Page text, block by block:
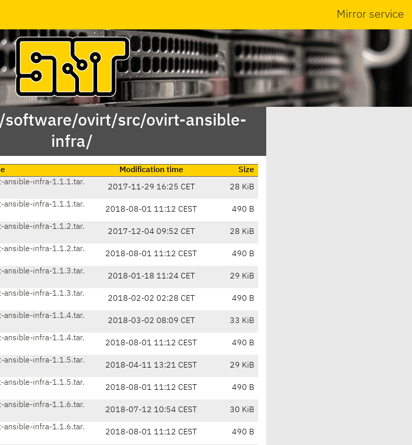
Mirror service
ovirt/src/ovirt-ansible-
infra/
Modification time
Size
ansible-infra-1.1.1.tar.
2017-11-29 16:25 CET 28 KiB
ansible-infra-1.1.1.tar.
2018-08-01 11:12 CEST 490 B
ansible-infra-1.1.2.tar.
2017-12-04 09:52 CET 28 KiB
ansible-infra-1.1.2.tar.
2018-08-01 11:12 CEST 490 B
ansible-infra-1.1.3.tar.
2018-01-18 11:24 CET 29 KiB
ansible-infra-1.1.3.tar.
2018-02-02 02:28 CET 490 B
ansible-infra-1.1.4.tar.
2018-03-02 08:09 CET 33 KiB
ansible-infra-1.1.4.tar.
2018-08-01 11:12 CEST 490 B
ansible-infra-1.1.5.tar.
2018-04-11 13:21 CEST 29 KiB
ansible-infra-1.1.5.tar.
2018-08-01 11:12 CEST 490 B
ansible-infra-1.1.6.tar.
2018-07-12 10:54 CEST 30 KiB
ansible-infra-1.1.6.tar.
2018-08-01 11:12 CEST 490 B